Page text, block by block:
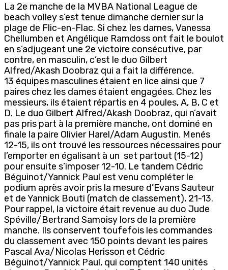
La 2e manche de la MVBA National League de
beach volley s’est tenue dimanche dernier sur la
plage de Flic-en-Flac. Si chez les dames, Vanessa
Chellumben et Angélique Ramdoss ont fait le boulot
en s’adjugeant une 2e victoire consécutive, par
contre, en masculin, c’est le duo Gilbert
Alfred/Akash Doobraz qui a fait la différence.
13 équipes masculines étaient en lice ainsi que 7
paires chez les dames étaient engagées. Chez les
messieurs, ils étaient répartis en 4 poules, A, B, C et
D. Le duo Gilbert Alfred/Akash Doobraz, qui n’avait
pas pris part à la première manche, ont dominé en
finale la paire Olivier Harel/Adam Augustin. Menés
12-15, ils ont trouvé les ressources nécessaires pour
l’emporter en égalisant à un set partout (15-12)
pour ensuite s’imposer 12-10. Le tandem Cédric
Béguinot/Yannick Paul est venu compléter le
podium après avoir pris la mesure d’Evans Sauteur
et de Yannick Bouti (match de classement), 21-13.
Pour rappel, la victoire était revenue au duo Jude
Spéville/Bertrand Samoisy lors de la première
manche. Ils conservent toufefois les commandes
du classement avec 150 points devant les paires
Pascal Ava/Nicolas Herisson et Cédric
Béguinot/Yannick Paul, qui comptent 140 unités